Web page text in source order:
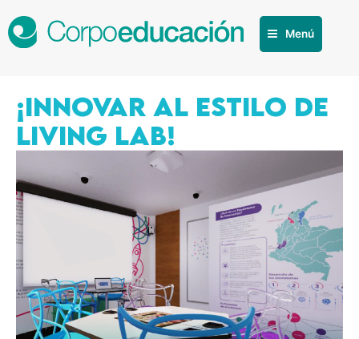
Menú
¡INNOVAR AL ESTILO DE
LIVING LAB!